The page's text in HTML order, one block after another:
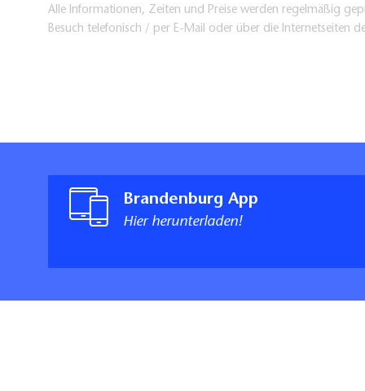
Alle Informationen, Zeiten und Preise werden regelmäßig
Besuch telefonisch / per E-Mail oder über die Internetseiten
Brandenburg App
Hier herunterladen!